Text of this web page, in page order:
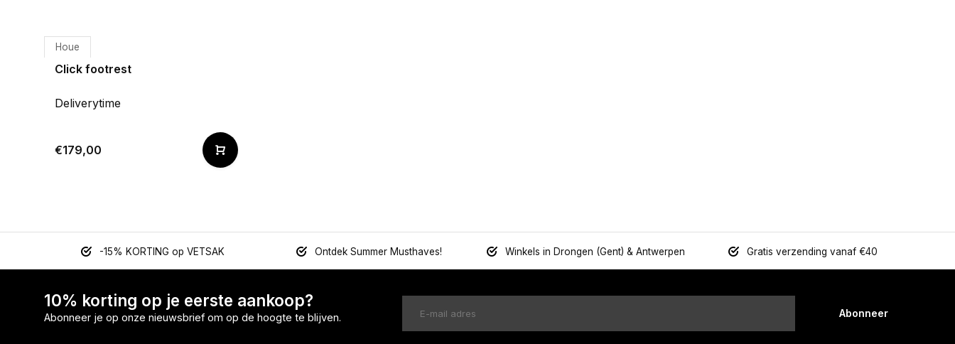
Houe
Click footrest
Deliverytime
€179,00
-15% KORTING op VETSAK Ontdek Summer Musthaves! Winkels in Drongen (Gent) & Antwerpen Gratis verzending vanaf €40
10% korting op je eerste aankoop?
Abonneer je op onze nieuwsbrief om op de hoogte te blijven. Abonneer